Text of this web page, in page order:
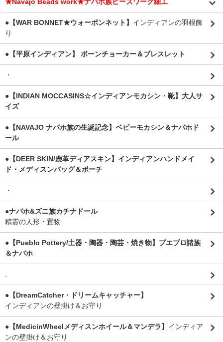
★Navajo Beads work★ナバホ族ビーズワーク細工
●【WAR BONNET★ウォーボンネット】 インディアンの羽根飾
り
●【平原インディアン】 ボーンチョーカー＆ブレスレット
・
●【INDIAN MOCCASINS☆インディアンモカシン・靴】大人サ
イズ
●【NAVAJO ナバホ族の生誕記念】ベビーモカシン＆ナバホド
ール
●【DEER SKIN/鹿革ディアスキン】インディアンハンドメイ
ド・メディスンバッグ＆ポーチ
・
●ナバホ&ズニ族カチナドール
精霊の人形・置物
●【Pueblo Pottery/土器・陶器・陶芸・焼き物】プエブロ諸族
＆ナバホ
.
●【DreamCatcher・ドリームキャッチャー】
インディアンの壁掛け＆お守り
●【MedicinWheelメディスンホイール＆マンデラ】 インディア
ンの壁掛け＆お守り